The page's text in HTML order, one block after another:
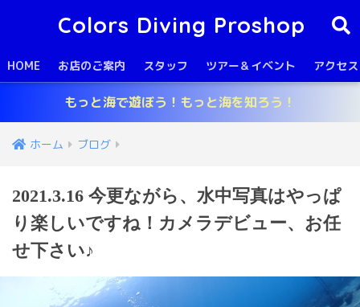
Colors Diving Proshop
HOME お店のご案内 スタッフ ツアー＆イベント アクセス
もっと海で遊ぼう！もっと海を知ろう！
ホーム ブログ
2021.3.16 今更ながら、水中写真はやっぱ
り楽しいですね！カメラデビュー、お任
せ下さい♪